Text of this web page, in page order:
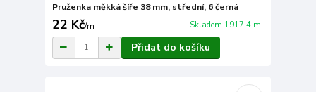
Pruženka měkká šíře 38 mm, střední, 6 černá
22 Kč/m Skladem 1917.4 m
Přidat do košíku